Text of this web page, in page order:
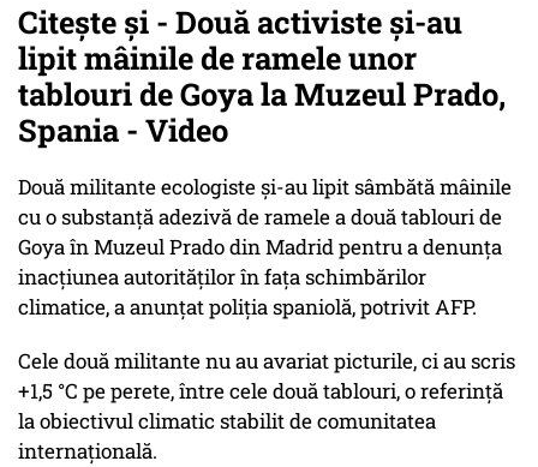
Citește și - Două activiste şi-au
lipit mâinile de ramele unor
tablouri de Goya la Muzeul Prado,
Spania - Video
Două militante ecologiste şi-au lipit sâmbătă mâinile
cu o substanţă adezivă de ramele a două tablouri de
Goya în Muzeul Prado din Madrid pentru a denunţa
inacţiunea autorităţilor în faţa schimbărilor
climatice, a anunţat poliţia spaniolă, potrivit AFP.
Cele două militante nu au avariat picturile, ci au scris
+1,5 °C pe perete, între cele două tablouri, o referinţă
la obiectivul climatic stabilit de comunitatea
internaţională.